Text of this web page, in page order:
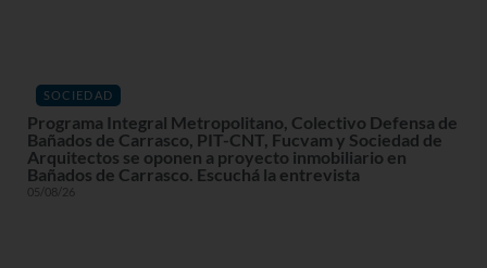
SOCIEDAD
Programa Integral Metropolitano, Colectivo Defensa de
Bañados de Carrasco, PIT-CNT, Fucvam y Sociedad de
Arquitectos se oponen a proyecto inmobiliario en
Bañados de Carrasco. Escuchá la entrevista
05/08/26